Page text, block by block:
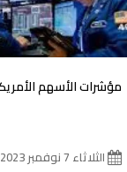
مؤشرات الأسهم
الثلاثاء 7 نوفمبر 2023 02:08:09